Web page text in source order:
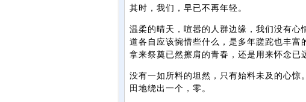
其时，我们，早已不再年轻。
温柔的晴天，喧嚣的人群边缘，我们没有
道各自应该惋惜些什么，是多年蹉跎也丰
拿来祭奠已然擦肩的青春，还是用来怀念已
没有一如所料的坦然，只有始料未及的心
田地绕出一个，零。